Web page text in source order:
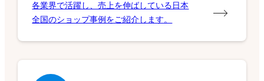
各業界で活躍し、売上を伸ばしている日本
全国のショップ事例をご紹介します。